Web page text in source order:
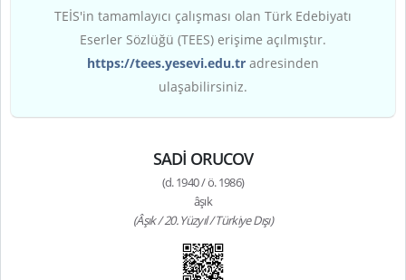
TEİS'in tamamlayıcı çalışması olan Türk Edebiyatı
Eserler Sözlüğü (TEES) erişime açılmıştır.
https://tees.yesevi.edu.tr adresinden
ulaşabilirsiniz.
SADİ ORUCOV
(d. 1940 / ö. 1986)
âşık
(Âşık / 20. Yüzyıl / Türkiye Dışı)